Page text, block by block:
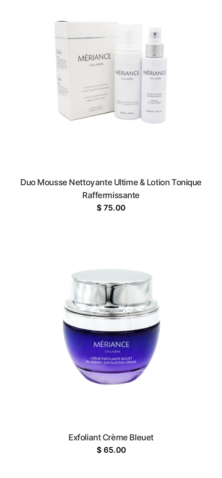
Duo Mousse Nettoyante Ultime & Lotion Tonique
Raffermissante
$ 75.00
Exfoliant Crème Bleuet
$65.00